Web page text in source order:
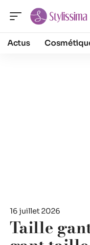
Actus
16 juillet 2026
Taille